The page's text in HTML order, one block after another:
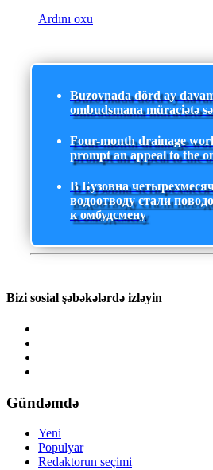
Ardını oxu
Buzovnada dörd ay
ombudsmana müraciətə
Four-month drainage
prompt an appeal to the
В Бузовна
водоотводу стали
к омбудсмену
Bizi sosial şəbəkələrdə izləyin
Gündəmdə
Yeni
Populyar
Redaktorun seçimi